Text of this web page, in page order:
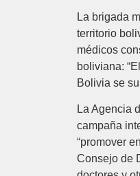
La brigada
territorio
médicos
boliviana:
Bolivia se
La Agencia
campaña
“promover
Consejo de